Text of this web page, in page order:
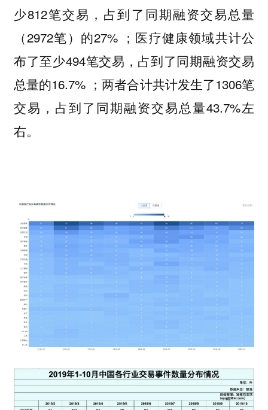
少812笔交易，占到了同期融资交易总量
（2972笔）的27% ；医疗健康领域共计公
布了至少494笔交易，占到了同期融资交易
总量的16.7% ；两者合计共计发生了1306笔
交易，占到了同期融资交易总量43.7%左
右。